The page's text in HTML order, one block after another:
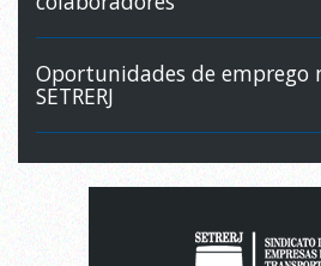
Oportunidades de emprego
SETRERJ